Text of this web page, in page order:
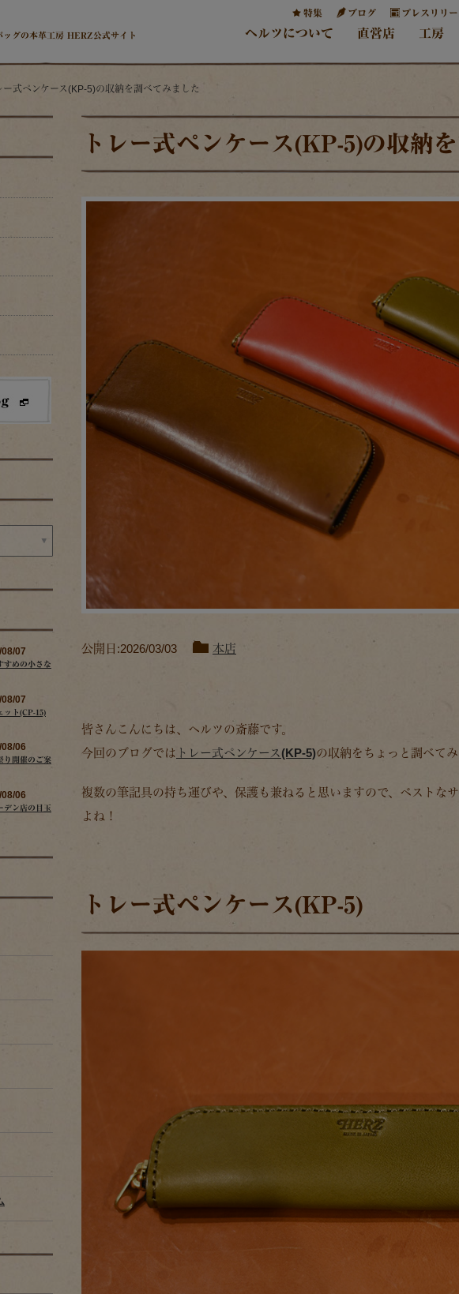
グの本革工房 HERZ公式サイト
特集 ブログ プレスリリー
ヘルツについて 直営店 工房
ー式ペンケース(KP-5)の収納を調べてみました
07
すめの小さな
07
ット(CP-15)
06
り開催のご案
06
デン店の目玉
トレー式ペンケース(KP-5)の収納
公開日:2026/03/03 本店
皆さんこんにちは、ヘルツの斎藤です。
今回のブログでは トレー式ペンケース(KP-5)の収納をちょっと調べてみ
複数の筆記具の持ち運びや、保護も兼ねると思いますので、ベストな
よね！
トレー式ペンケース(KP-5)